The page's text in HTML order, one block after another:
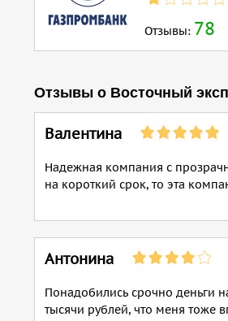
Отзывы: 78
Отзывы о Восточный
Валентина
Надежная компания с
на короткий срок, то эта
Антонина
Понадобились срочно деньги
тысячи рублей, что меня тоже